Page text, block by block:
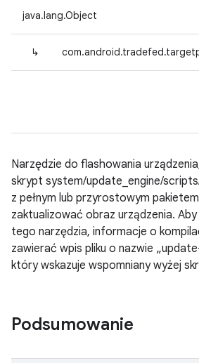
java.lang.Object
↳
Narzędzie do flashowania
skrypt system/update_engine/
z pełnym lub przyrostowym
zaktualizować obraz urządzenia.
tego narzędzia, informacje o
zawierać wpis pliku o nazwie
który wskazuje wspomniany wyżej
Podsumowanie